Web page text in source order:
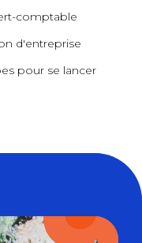
comptable
d'entreprise
pour se lancer